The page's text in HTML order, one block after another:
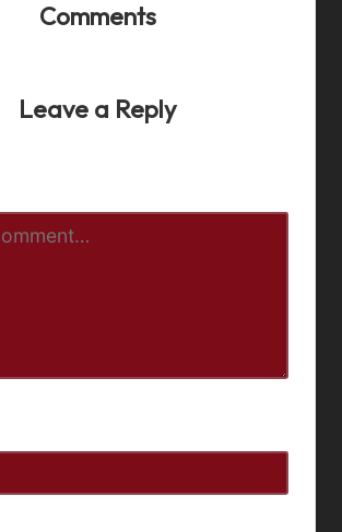
Comments
Leave a Reply